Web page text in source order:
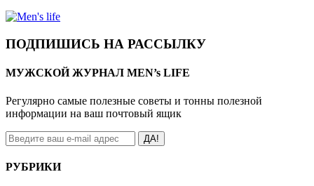
ПОДПИШИСЬ НА РАССЫЛКУ
МУЖСКОЙ ЖУРНАЛ MEN’s LIFE
Регулярно самые полезные советы и тонны полезной
информации на ваш почтовый ящик
ДА!
РУБРИКИ